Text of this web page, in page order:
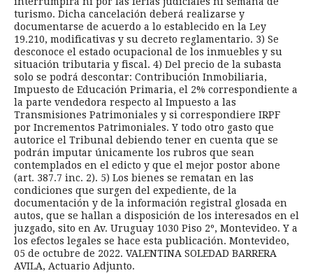
turismo. Dicha cancelación deberá realizarse y
documentarse de acuerdo a lo establecido en la Ley
19.210, modificativas y su decreto reglamentario. 3) Se
desconoce el estado ocupacional de los inmuebles y su
situación tributaria y fiscal. 4) Del precio de la subasta
solo se podrá descontar: Contribución Inmobiliaria,
Impuesto de Educación Primaria, el 2% correspondiente a
la parte vendedora respecto al Impuesto a las
Transmisiones Patrimoniales y si correspondiere IRPF
por Incrementos Patrimoniales. Y todo otro gasto que
autorice el Tribunal debiendo tener en cuenta que se
podrán imputar únicamente los rubros que sean
contemplados en el edicto y que el mejor postor abone
(art. 387.7 inc. 2). 5) Los bienes se rematan en las
condiciones que surgen del expediente, de la
documentación y de la información registral glosada en
autos, que se hallan a disposición de los interesados en el
juzgado, sito en Av. Uruguay 1030 Piso 2º, Montevideo. Y a
los efectos legales se hace esta publicación. Montevideo,
05 de octubre de 2022. VALENTINA SOLEDAD BARRERA
AVILA, Actuario Adjunto.